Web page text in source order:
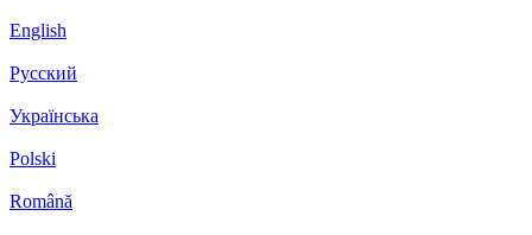
English
Русский
Українська
Polski
Română